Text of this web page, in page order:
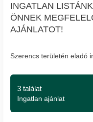
INGATLAN
ÖNNEK
AJÁNLATOT!
Szerencs területén eladó
3 találat
Ingatlan ajánlat